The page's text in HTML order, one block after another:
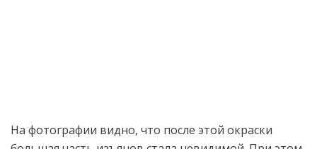
На фотографии видно, что после этой окраски